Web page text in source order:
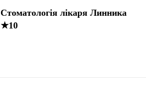
Стоматологія лікаря Линника
★10